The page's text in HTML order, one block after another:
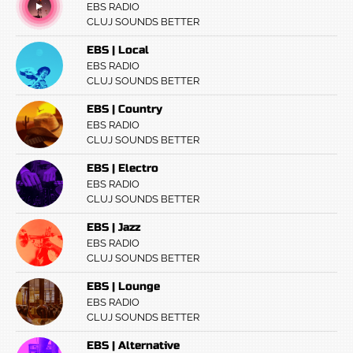
EBS RADIO
CLUJ SOUNDS BETTER
EBS | Local
EBS RADIO
CLUJ SOUNDS BETTER
EBS | Country
EBS RADIO
CLUJ SOUNDS BETTER
EBS | Electro
EBS RADIO
CLUJ SOUNDS BETTER
EBS | Jazz
EBS RADIO
CLUJ SOUNDS BETTER
EBS | Lounge
EBS RADIO
CLUJ SOUNDS BETTER
EBS | Alternative